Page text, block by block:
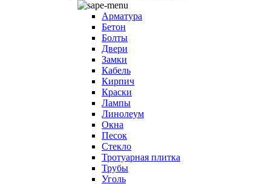
Арматура
Бетон
Болты
Двери
Замки
Кабель
Кирпич
Краски
Лампы
Линолеум
Окна
Песок
Стекло
Тротуарная плитка
Трубы
Уголь